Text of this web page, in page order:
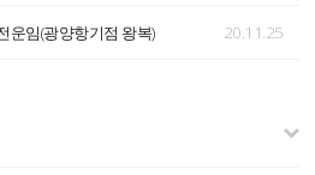
운임(광양항기점 왕복) 20.11.25